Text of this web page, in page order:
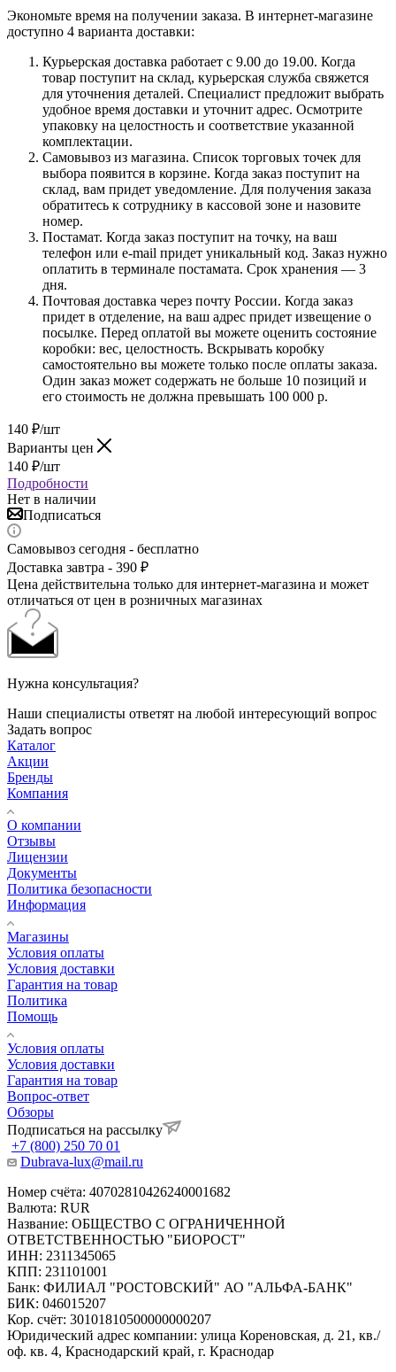
Экономьте время на получении заказа. В интернет-магазине
доступно 4 варианта доставки:
Курьерская доставка работает с 9.00 до 19.00. Когда
товар поступит на склад, курьерская служба свяжется
для уточнения деталей. Специалист предложит выбрать
удобное время доставки и уточнит адрес. Осмотрите
упаковку на целостность и соответствие указанной
комплектации.
Самовывоз из магазина. Список торговых точек для
выбора появится в корзине. Когда заказ поступит на
склад, вам придет уведомление. Для получения заказа
обратитесь к сотруднику в кассовой зоне и назовите
номер.
Постамат. Когда заказ поступит на точку, на ваш
телефон или e-mail придет уникальный код. Заказ нужно
оплатить в терминале постамата. Срок хранения — 3
дня.
Почтовая доставка через почту России. Когда заказ
придет в отделение, на ваш адрес придет извещение о
посылке. Перед оплатой вы можете оценить состояние
коробки: вес, целостность. Вскрывать коробку
самостоятельно вы можете только после оплаты заказа.
Один заказ может содержать не больше 10 позиций и
его стоимость не должна превышать 100 000 р.
140 ₽/шт
Варианты цен
140 ₽/шт
Подробности
Нет в наличии
Подписаться
Самовывоз сегодня - бесплатно
Доставка завтра - 390 ₽
Цена действительна только для интернет-магазина и может
отличаться от цен в розничных магазинах
Нужна консультация?
Наши специалисты ответят на любой интересующий вопрос
Задать вопрос
Каталог
Акции
Бренды
Компания
О компании
Отзывы
Лицензии
Документы
Политика безопасности
Информация
Магазины
Условия оплаты
Условия доставки
Гарантия на товар
Политика
Помощь
Условия оплаты
Условия доставки
Гарантия на товар
Вопрос-ответ
Обзоры
Подписаться на рассылку
+7 (800) 250 70 01
Dubrava-lux@mail.ru
Номер счёта: 40702810426240001682
Валюта: RUR
Название: ОБЩЕСТВО С ОГРАНИЧЕННОЙ
ОТВЕТСТВЕННОСТЬЮ "БИОРОСТ"
ИНН: 2311345065
КПП: 231101001
Банк: ФИЛИАЛ "РОСТОВСКИЙ" АО "АЛЬФА-БАНК"
БИК: 046015207
Кор. счёт: 30101810500000000207
Юридический адрес компании: улица Кореновская, д. 21, кв./
оф. кв. 4, Краснодарский край, г. Краснодар